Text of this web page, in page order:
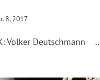
8, 2017
Volker Deutschmann